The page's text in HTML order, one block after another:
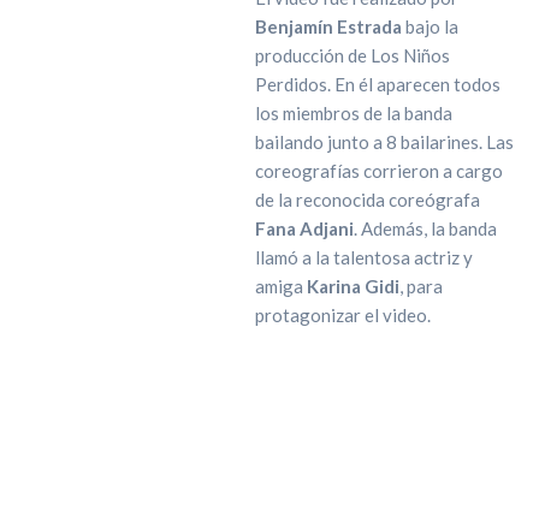
Benjamín Estrada bajo la
producción de Los Niños
Perdidos. En él aparecen todos
los miembros de la banda
bailando junto a 8 bailarines. Las
coreografías corrieron a cargo
de la reconocida coreógrafa
Fana Adjani. Además, la banda
llamó a la talentosa actriz y
amiga Karina Gidi, para
protagonizar el video.